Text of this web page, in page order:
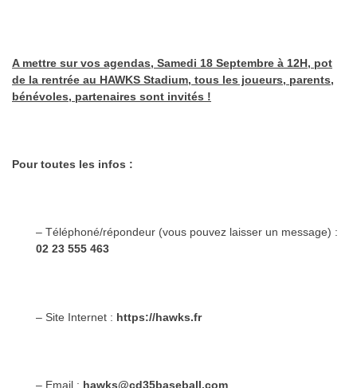
A mettre sur vos agendas, Samedi 18 Septembre à 12H, pot
de la rentrée au HAWKS Stadium, tous les joueurs, parents,
bénévoles, partenaires sont invités !
Pour toutes les infos :
– Téléphoné/répondeur (vous pouvez laisser un message) :
02 23 555 463
– Site Internet : https://hawks.fr
– Email : hawks@cd35baseball.com